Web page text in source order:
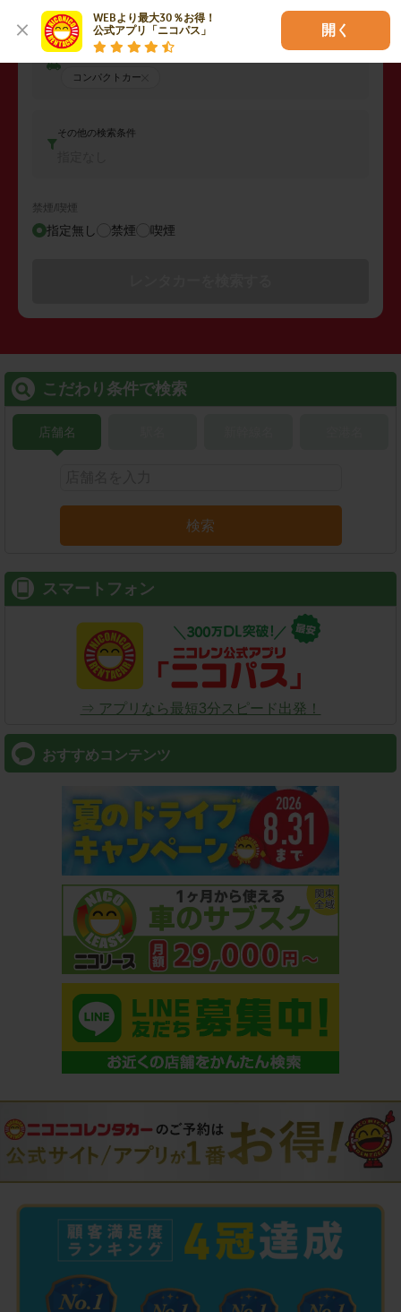
WEBより最大30％お得！
公式アプリ「ニコパス」
開く
車両タイプ
コンパクトカー
その他の検索条件
禁煙/喫煙
指定無し 禁煙 喫煙
こだわり条件で検索
店舗名
検索
スマートフォン
⇒ アプリなら最短3分スピード出発！
おすすめコンテンツ